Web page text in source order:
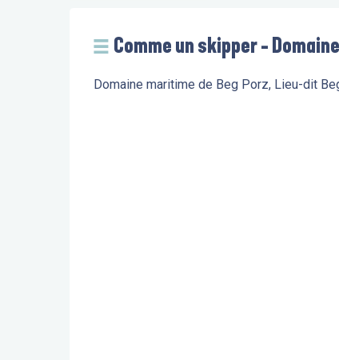
Comme un skipper -
Domaine maritime de Beg Porz, Lieu-dit